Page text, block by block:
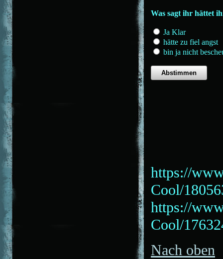
Was sagt ihr hättet
Ja Klar
hätte zu fiel angst
bin ja nicht
https://
Cool/
https://
Cool/
Nach oben